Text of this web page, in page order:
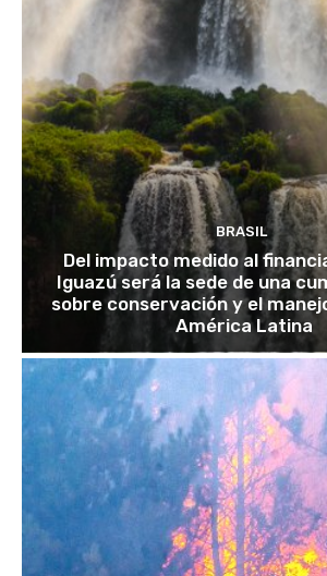
BRASIL
Del impacto medido al
Iguazú será la sede de una
sobre conservación y el
América Latina